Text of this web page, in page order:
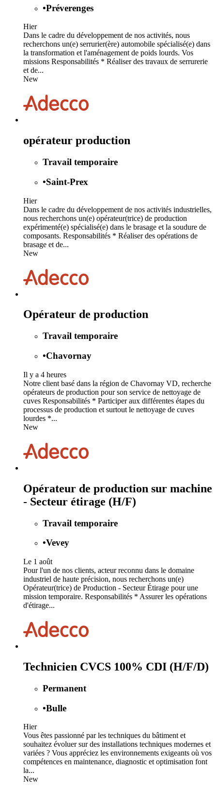
•Préverenges
Hier
Dans le cadre du développement de nos activités, nous
recherchons un(e) serrurier(ère) automobile spécialisé(e) dans
la transformation et l'aménagement de poids lourds. Vos
missions Responsabilités * Réaliser des travaux de serrurerie
et de...
New
opérateur production
Travail temporaire
•Saint-Prex
Hier
Dans le cadre du développement de nos activités industrielles,
nous recherchons un(e) opérateur(trice) de production
expérimenté(e) spécialisé(e) dans le brasage et la soudure de
composants. Responsabilités * Réaliser des opérations de
brasage et de...
New
Opérateur de production
Travail temporaire
•Chavornay
Il y a 4 heures
Notre client basé dans la région de Chavornay VD, recherche
opérateurs de production pour son service de nettoyage de
cuves Responsabilités * Participer aux différentes étapes du
processus de production et surtout le nettoyage de cuves
lourdes *...
New
Opérateur de production sur machine
- Secteur étirage (H/F)
Travail temporaire
•Vevey
Le 1 août
Pour l'un de nos clients, acteur reconnu dans le domaine
industriel de haute précision, nous recherchons un(e)
Opérateur(trice) de Production - Secteur Étirage pour une
mission temporaire. Responsabilités * Assurer les opérations
d'étirage...
Technicien CVCS 100% CDI (H/F/D)
Permanent
•Bulle
Hier
Vous êtes passionné par les techniques du bâtiment et
souhaitez évoluer sur des installations techniques modernes et
variées ? Vous appréciez les environnements exigeants où vos
compétences en maintenance, diagnostic et optimisation font
la...
New